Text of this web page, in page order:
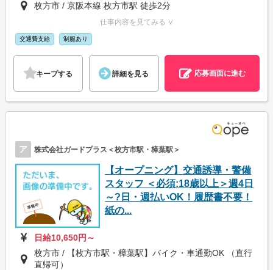
枚方市 / 京阪本線 枚方市駅 徒歩2分
仕事内容を見てみる ∨
交通費支給 制服あり
キープする 詳細を見る 応募画面に進む
ア 株式会社ガードプラス＜枚方市駅・樟葉駅＞
【オープニング】交通誘導・警備
スタッフ ＜必須:18歳以上＞週4日
～?日・週払いOK！履歴書不要！
紙の...
日給10,650円～
枚方市 / 【枚方市駅・樟葉駅】バイク・車通勤OK （直行
直帰可）